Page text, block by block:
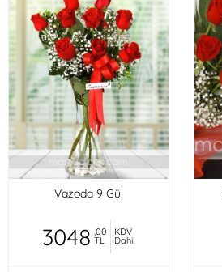
Vazoda 9 Gül
3048 ,00
TL
KDV
Dahil